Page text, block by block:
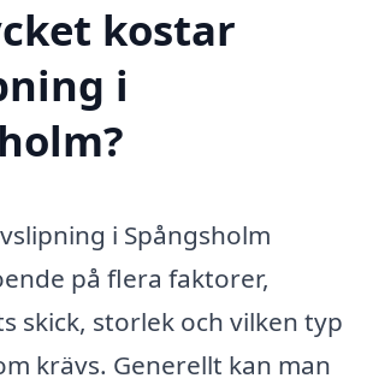
kostar
i
i Spångsholm
på flera faktorer,
skick, storlek och vilken typ
krävs. Generellt kan man